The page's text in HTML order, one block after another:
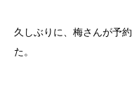
久しぶりに、梅さんが予
た。